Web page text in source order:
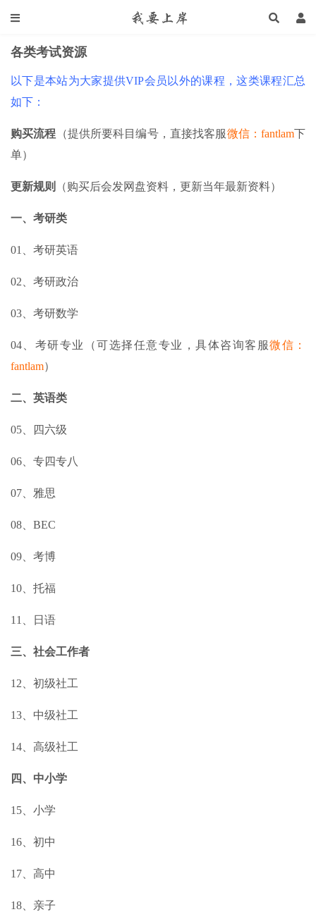
各类考试资源
以下是本站为大家提供VIP会员以外的课程，这类课程汇总
如下：
购买流程 （提供所要科目编号，直接找客服微信：fantlam下
单）
更新规则 （购买后会发网盘资料，更新当年最新资料）
一、考研类
01、考研英语
02、考研政治
03、考研数学
04、考研专业（可选择任意专业，具体咨询客服微信：
fantlam）
二、英语类
05、四六级
06、专四专八
07、雅思
08、BEC
09、考博
10、托福
11、日语
三、社会工作者
12、初级社工
13、中级社工
14、高级社工
四、中小学
15、小学
16、初中
17、高中
18、亲子